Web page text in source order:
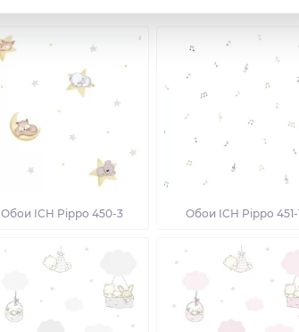
Обои ICH Pippo 450-3 Обои ICH Pippo 451-